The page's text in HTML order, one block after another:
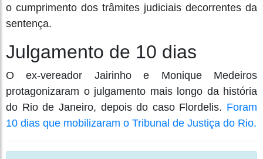
o cumprimento dos trâmites judiciais decorrentes da
sentença.
Julgamento de 10 dias
O ex-vereador Jairinho e Monique Medeiros
protagonizaram o julgamento mais longo da história
do Rio de Janeiro, depois do caso Flordelis. Foram
10 dias que mobilizaram o Tribunal de Justiça do Rio.